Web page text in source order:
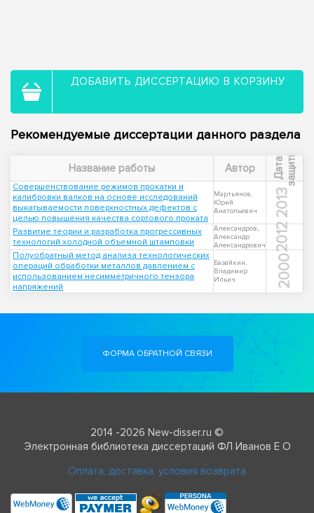
ДОБАВИТЬ ДИССЕРТАЦИЮ В КОРЗИНУ
Рекомендуемые диссертации данного раздела
Название работы Автор Д
а
т
а
з
а
щ
и
т ы
Совершенствование режимов прокатки и
калибровки валков на основе исследований
выкатываемости поверхностных дефектов с
целью повышения качества сортового проката
Мартьянов,
Юрий
Анатольевич
2013
Развитие теории и разработка прогрессивных
технологий холодной объемной штамповки
Александров,
Александр
Александрович
2012
Полуобратный метод анализа технологических
операций обработки металлов давлением с
использованием несимметричного тензора
напряжений
Базайкин,
Владимир
Ильич
2000
ФОРМА ОБРАТНОЙ СВЯЗИ
2014 -2026 New-disser.ru ©
Электронная библиотека диссертаций ФЛ Иванов Е О
Оплата, доставка, условия возврата